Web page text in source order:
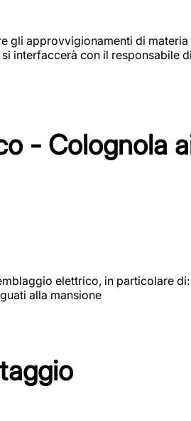
gli approvvigionamenti di
interfaccerà con il
- Colognola
elettrico, in particolare
alla mansione